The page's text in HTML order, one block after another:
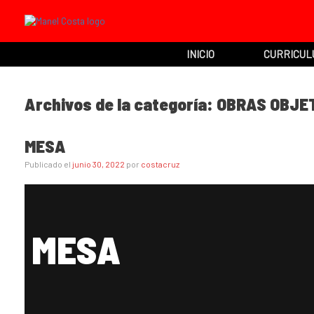
INICIO
Archivos de la categoría: OBRAS
MESA
Publicado el junio 30, 2022 por costacruz
MESA